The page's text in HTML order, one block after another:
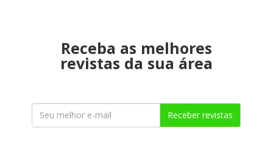
Receba as melhores
revistas da sua área
Receber revistas